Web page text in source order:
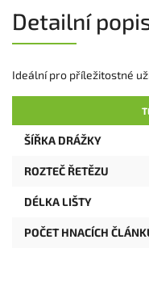
Detailní
Ideální pro příležitostné
ŠÍŘKA DRÁŽKY
ROZTEČ ŘETĚZU
DÉLKA LIŠTY
POČET HNACÍCH